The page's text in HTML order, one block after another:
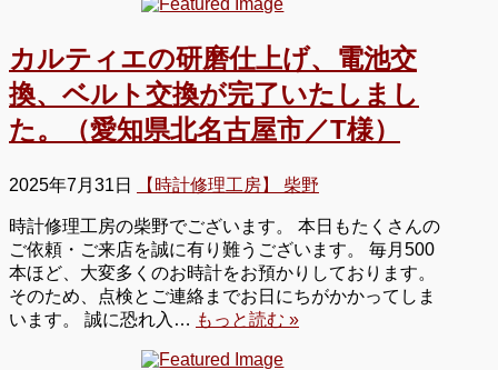
カルティエの研磨仕上げ、電池交
換、ベルト交換が完了いたしまし
た。（愛知県北名古屋市／T様）
2025年7月31日 【時計修理工房】 柴野
時計修理工房の柴野でございます。 本日もたくさんの
ご依頼・ご来店を誠に有り難うございます。 毎月500
本ほど、大変多くのお時計をお預かりしております。
そのため、点検とご連絡までお日にちがかかってしま
います。 誠に恐れ入… もっと読む »